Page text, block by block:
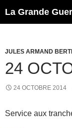
La Grande
JULES ARMAND
24
24 OCTOBRE 2014
Service aux